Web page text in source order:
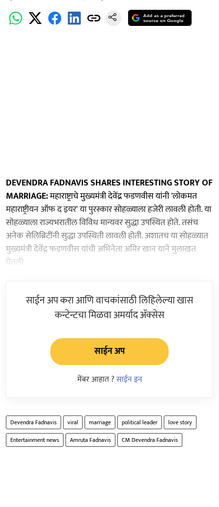
Add as a preferred
source on Google
DEVENDRA FADNAVIS SHARES INTERESTING STORY OF
MARRIAGE:महाराष्ट्राचे मुख्यमंत्री देवेंद्र फडणवीस यांनी 'लोकमत
महाराष्ट्रीयन ऑफ द इयर' या पुरस्कार सोहळ्याला हजेरी लावली होती. या
सोहळ्याला राज्यभरातील विविध मान्यवर सुद्धा उपस्थित होते. तसंच
अनेक सेलिब्रिटींनी सुद्धा उपस्थिती लावली होती. अशातच या सोहळ्यात
मुख्यमंत्री देवेंद्र फडणवीस यांची अभिनेता अमिर खान याने मुलाखत
घेतली.
साईन अप करा आणि वाचकांसाठी लिहिलेल्या खास
कन्टेन्टचा मिळवा अमर्याद ॲक्सेस
साईन अप
मेंबर आहात ?साईन इन
Devendra Fadnavis viral marriage political leader
love story
Entertainment news
Amruta Fadnavis CM Devendra Fadnavis